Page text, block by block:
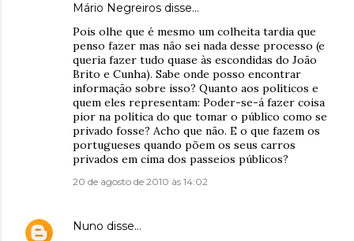
Mário Negreiros disse…
Pois olhe que é mesmo um colheita tardia que
penso fazer mas não sei nada desse processo (e
queria fazer tudo quase às escondidas do João
Brito e Cunha). Sabe onde posso encontrar
informação sobre isso? Quanto aos políticos e
quem eles representam: Poder-se-á fazer coisa
pior na política do que tomar o público como se
privado fosse? Acho que não. E o que fazem os
portugueses quando põem os seus carros
privados em cima dos passeios públicos?
20 de agosto de 2010 às 14:02
Nuno disse…